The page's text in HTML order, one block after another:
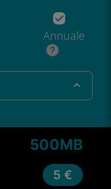
Annuale
500MB
5 €